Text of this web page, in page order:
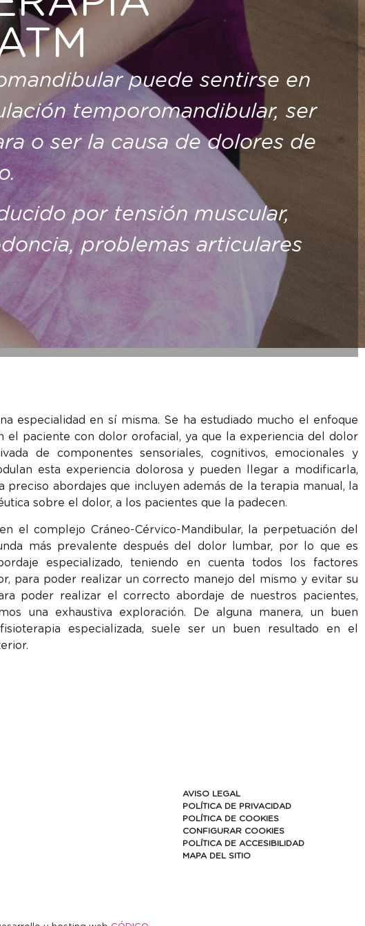
puede sentirse en
temporomandibular, ser
o ser la causa de dolores de
por tensión muscular,
problemas articulares
especialidad en sí misma. Se ha estudiado mucho el enfoque
el paciente con dolor orofacial, ya que la experiencia del dolor
de componentes sensoriales, cognitivos, emocionales y
esta experiencia dolorosa y pueden llegar a modificarla,
preciso abordajes que incluyen además de la terapia manual, la
sobre el dolor, a los pacientes que la padecen.
el complejo Cráneo-Cérvico-Mandibular, la perpetuación del
más prevalente después del dolor lumbar, por lo que es
especializado, teniendo en cuenta todos los factores
para poder realizar un correcto manejo del mismo y evitar su
poder realizar el correcto abordaje de nuestros pacientes,
una exhaustiva exploración. De alguna manera, un buen
especializada, suele ser un buen resultado en el
AVISO LEGAL
POLÍTICA DE PRIVACIDAD
POLÍTICA DE COOKIES
CONFIGURAR COOKIES
POLÍTICA DE ACCESIBILIDAD
MAPA DEL SITIO